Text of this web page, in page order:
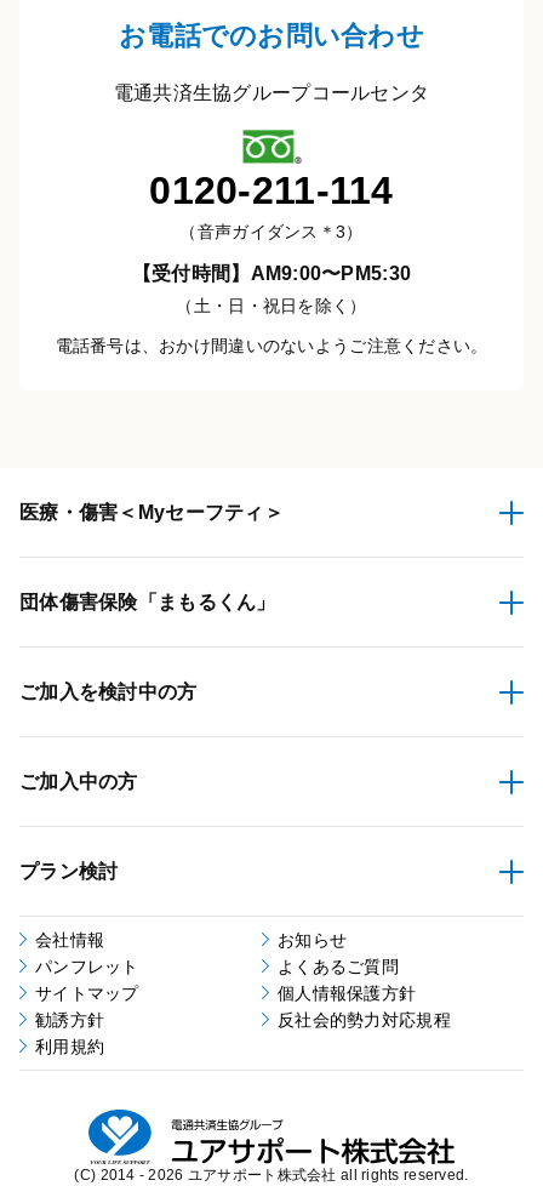
お電話でのお問い合わせ
電通共済生協グループコールセンタ
0120-211-114
（音声ガイダンス＊3）
【受付時間】AM9:00〜PM5:30
（土・日・祝日を除く）
電話番号は、おかけ間違いのないようご注意ください。
医療・傷害 ＜Myセーフティ＞
団体傷害保険「まもるくん」
ご加入を検討中の方
ご加入中の方
プラン検討
会社情報
お知らせ
パンフレット
よくあるご質問
サイトマップ
個人情報保護方針
勧誘方針
反社会的勢力対応規程
利用規約
(C) 2014 - 2026 ユアサポート株式会社 all rights reserved.